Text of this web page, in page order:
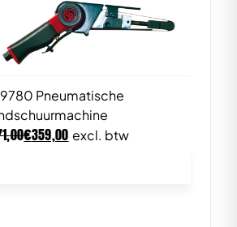
Pneumatische
€359,00 excl. btw